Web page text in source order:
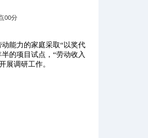
00分
能力的家庭采取“以奖代
的项目试点，“劳动收入
展调研工作。